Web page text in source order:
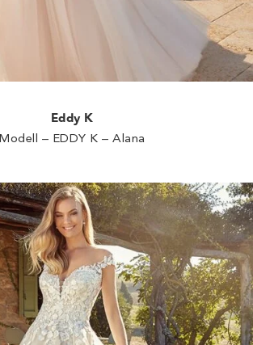
Eddy K
Modell – EDDY K – Alana